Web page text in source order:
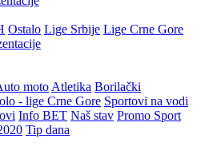
Ostalo Lige Srbije Lige Crne Gore
moto Atletika Borilački
- lige Crne Gore Sportovi na vodi
Info BET Naš stav Promo Sport
Tip dana